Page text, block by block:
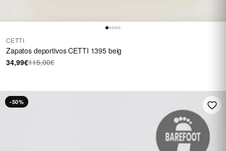
CETTI
Zapatos deportivos CETTI 1395 beig
34,99€115,00€
-50%